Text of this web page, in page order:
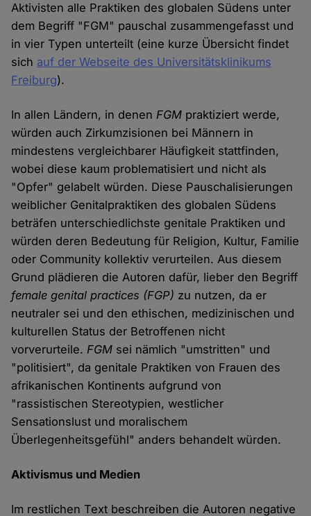
Aktivisten alle Praktiken des globalen Südens unter
dem Begriff "FGM" pauschal zusammengefasst und
in vier Typen unterteilt (eine kurze Übersicht findet
sich auf der Webseite des Universitätsklinikums
Freiburg).
In allen Ländern, in denenFGM praktiziert werde,
würden auch Zirkumzisionen bei Männern in
mindestens vergleichbarer Häufigkeit stattfinden,
wobei diese kaum problematisiert und nicht als
"Opfer" gelabelt würden. Diese Pauschalisierungen
weiblicher Genitalpraktiken des globalen Südens
beträfen unterschiedlichste genitale Praktiken und
würden deren Bedeutung für Religion, Kultur, Familie
oder Community kollektiv verurteilen. Aus diesem
Grund plädieren die Autoren dafür, lieber den Begriff
female genital practices (FGP) zu nutzen, da er
neutraler sei und den ethischen, medizinischen und
kulturellen Status der Betroffenen nicht
vorverurteile.FGM sei nämlich "umstritten" und
"politisiert", da genitale Praktiken von Frauen des
afrikanischen Kontinents aufgrund von
"rassistischen Stereotypien, westlicher
Sensationslust und moralischem
Überlegenheitsgefühl" anders behandelt würden.
Aktivismus und Medien
Im restlichen Text beschreiben die Autoren negative